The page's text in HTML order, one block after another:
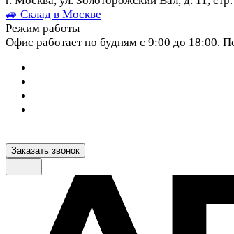
🚙 Склад в Москве
Режим работы
Офис работает по будням с 9:00 до 18:00.
Заказать звонок